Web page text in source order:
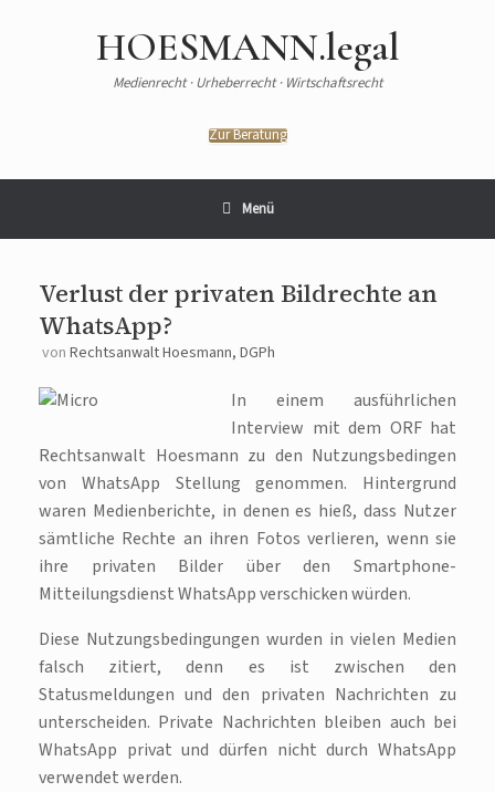
HOESMANN.legal
Medienrecht · Urheberrecht · Wirtschaftsrecht
Zur Beratung
Menü
Verlust der privaten Bildrechte an
WhatsApp?
von Rechtsanwalt Hoesmann, DGPh
In einem ausführlichen
Interview mit dem ORF hat
Rechtsanwalt Hoesmann zu den Nutzungsbedingen
von WhatsApp Stellung genommen. Hintergrund
waren Medienberichte, in denen es hieß, dass Nutzer
sämtliche Rechte an ihren Fotos verlieren, wenn sie
ihre privaten Bilder über den Smartphone-
Mitteilungsdienst WhatsApp verschicken würden.
Diese Nutzungsbedingungen wurden in vielen Medien
falsch zitiert, denn es ist zwischen den
Statusmeldungen und den privaten Nachrichten zu
unterscheiden. Private Nachrichten bleiben auch bei
WhatsApp privat und dürfen nicht durch WhatsApp
verwendet werden.